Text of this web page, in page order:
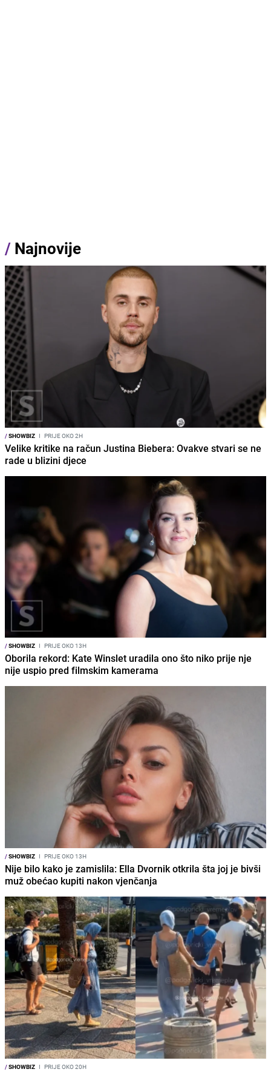
/ Najnovije
/SHOWBIZ I PRIJE OKO 2H
Velike kritike na račun Justina Biebera: Ovakve stvari se ne
rade u blizini djece
/SHOWBIZ I PRIJE OKO 13H
Oborila rekord: Kate Winslet uradila ono što niko prije nje
nije uspio pred filmskim kamerama
/SHOWBIZ I PRIJE OKO 13H
Nije bilo kako je zamislila: Ella Dvornik otkrila šta joj je bivši
muž obećao kupiti nakon vjenčanja
/SHOWBIZ I PRIJE OKO 20H